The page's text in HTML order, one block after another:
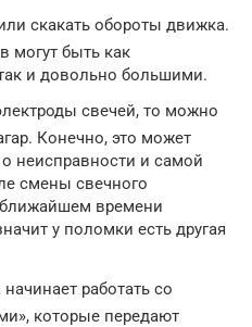
скакать обороты движка.
могут быть как
и довольно большими.
свечей, то можно
Конечно, это может
неисправности и самой
смены свечного
ближайшем времени
у поломки есть другая
работать со
которые передают